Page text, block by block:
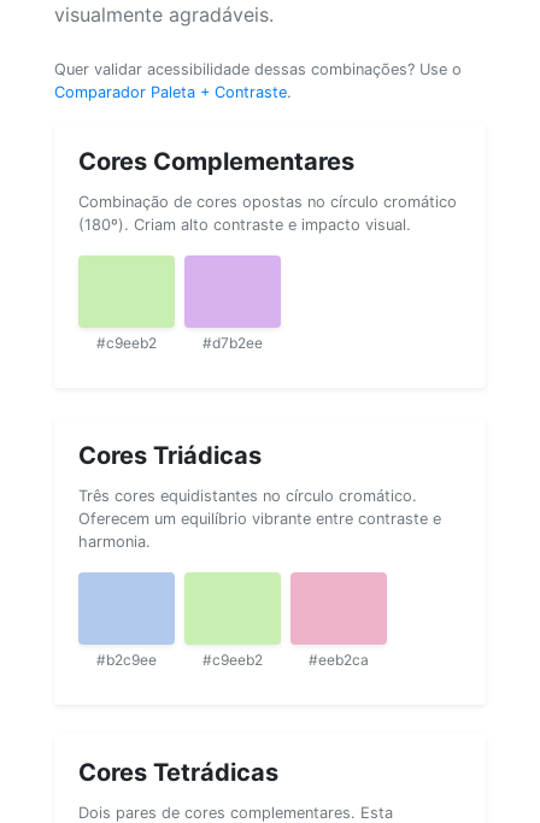
visualmente agradáveis.
Quer validar acessibilidade dessas combinações? Use o
Comparador Paleta + Contraste.
Cores Complementares
Combinação de cores opostas no círculo cromático
(180º). Criam alto contraste e impacto visual.
#c9eeb2 #d7b2ee
Cores Triádicas
Três cores equidistantes no círculo cromático.
Oferecem um equilíbrio vibrante entre contraste e
harmonia.
#b2c9ee #c9eeb2 #eeb2ca
Cores Tetrádicas
Dois pares de cores complementares. Esta